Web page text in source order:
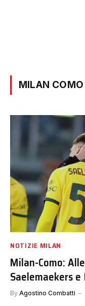
MILAN COMO
NOTIZIE MILAN
Milan-Como:
Saelemaekers e
By Agostino Combatti